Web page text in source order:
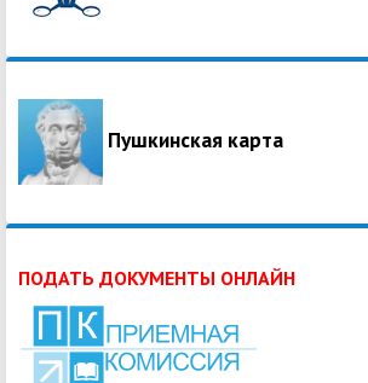
Пушкинская карта
ПОДАТЬ ДОКУМЕНТЫ ОНЛАЙН